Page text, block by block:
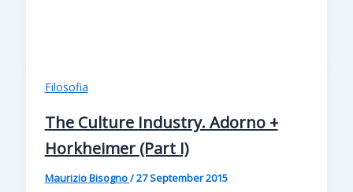
Filosofia
The Culture Industry. Adorno +
Horkheimer (Part I)
Maurizio Bisogno/27 September 2015